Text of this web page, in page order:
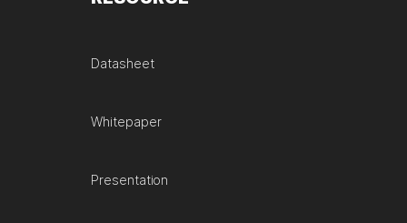
Datasheet
Whitepaper
Presentation